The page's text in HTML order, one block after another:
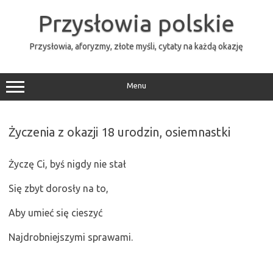
Przysłowia polskie
Przysłowia, aforyzmy, złote myśli, cytaty na każdą okazję
Menu
Życzenia z okazji 18 urodzin, osiemnastki
Życzę Ci, byś nigdy nie stał
Się zbyt dorosły na to,
Aby umieć się cieszyć
Najdrobniejszymi sprawami.